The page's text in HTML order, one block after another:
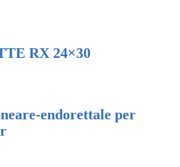
RX 24×30
endorettale per